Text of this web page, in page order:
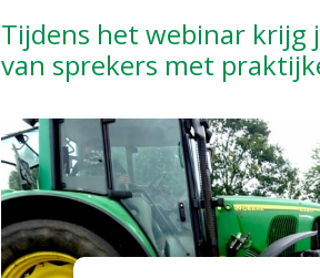
Tijdens het webinar krijg
van sprekers met